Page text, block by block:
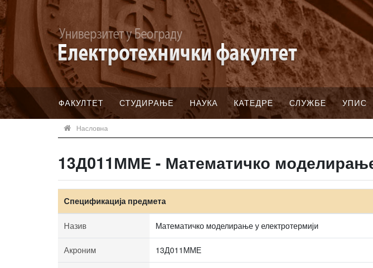
ФАКУЛТЕТ СТУДИРАЊЕ НАУКА КАТЕДРЕ СЛУЖБЕ УПИС
Насловна
13Д011ММЕ - Математичко
Спецификација предмета
Назив Математичко моделирање у електротермији
Акроним 13Д011ММЕ